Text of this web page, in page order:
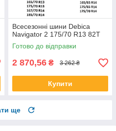
Всесезонні шини Debica
Navigator 2 175/70 R13 82T
Готово до відправки
2 870,56 ₴ 3 262 ₴
Купити
ще